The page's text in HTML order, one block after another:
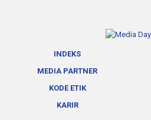
INDEKS
MEDIA PARTNER
KODE ETIK
KARIR